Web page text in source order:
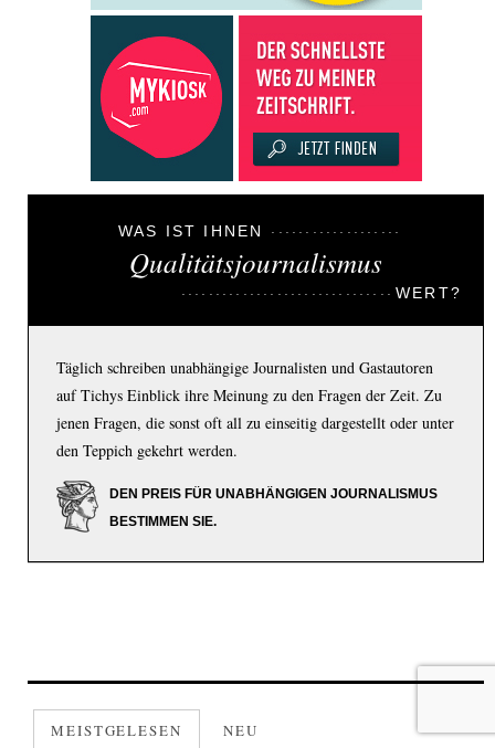
WAS IST IHNEN
Qualitätsjournalismus
WERT?
Täglich schreiben unabhängige Journalisten und Gastautoren
auf Tichys Einblick ihre Meinung zu den Fragen der Zeit. Zu
jenen Fragen, die sonst oft all zu einseitig dargestellt oder unter
den Teppich gekehrt werden.
DEN PREIS FÜR UNABHÄNGIGEN JOURNALISMUS
BESTIMMEN SIE.
MEISTGELESEN NEU